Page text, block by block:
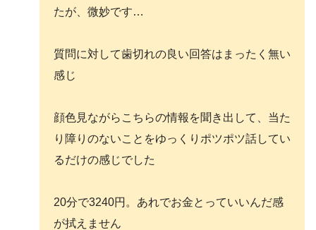
たが、微妙です…
質問に対して歯切れの良い回答はまったく無い
感じ
顔色見ながらこちらの情報を聞き出して、当た
り障りのないことをゆっくりポツポツ話してい
るだけの感じでした
20分で3240円。あれでお金とっていいんだ感
が拭えません